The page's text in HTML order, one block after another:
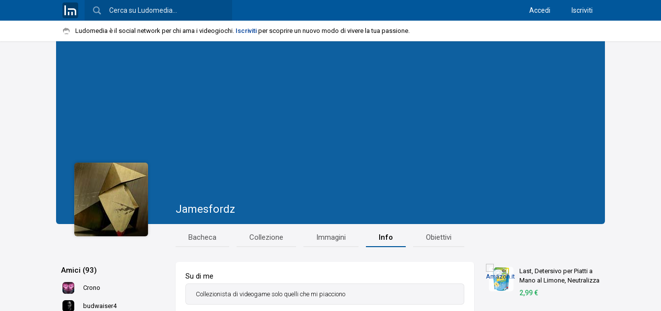
Accedi Iscriviti
Ludomedia è il social network per chi ama i videogiochi. Iscriviti per scoprire un nuovo modo di vivere la tua passione.
Jamesfordz
Bacheca Collezione Immagini Info Obiettivi
Amici (93)
Crono
budwaiser4
Last, Detersivo per Piatti a
Mano al Limone, Neutralizza
gli Odori, Azione
2,99 €
Su di me
Collezionista di videogame solo quelli che mi piacciono